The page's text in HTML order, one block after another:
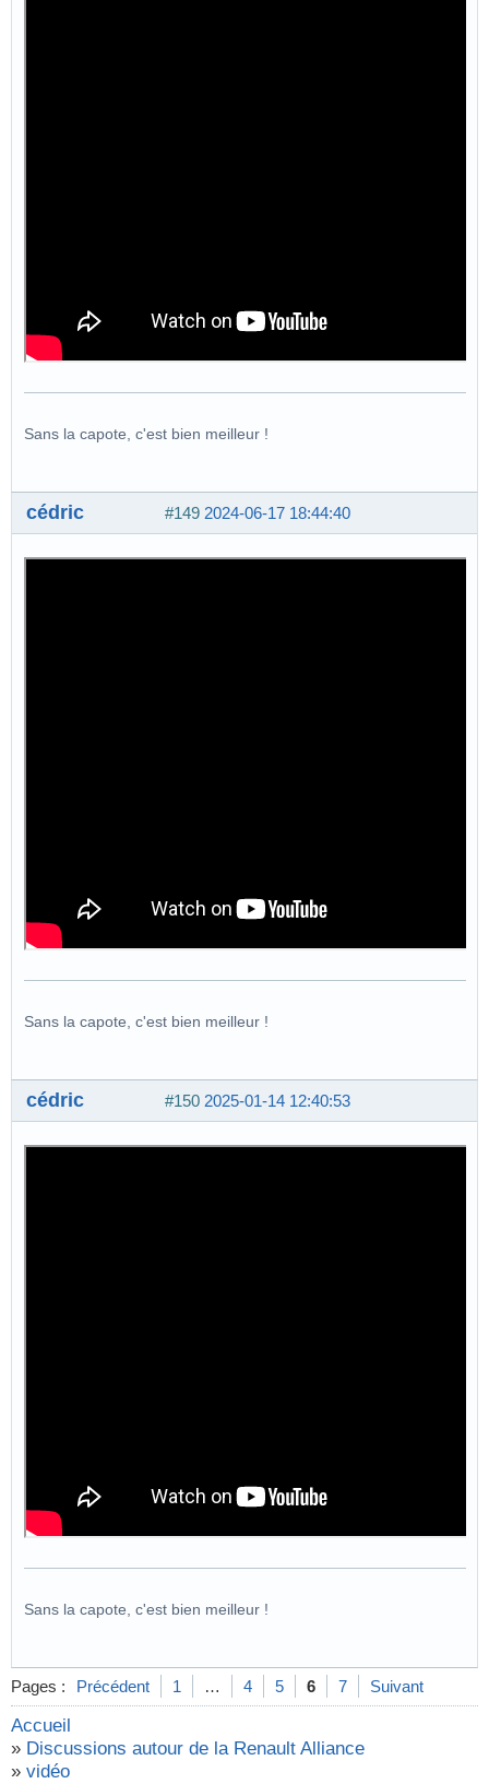
Sans la capote, c'est bien meilleur !
#149 2024-06-17 18:44:40
cédric
Sans la capote, c'est bien meilleur !
#150 2025-01-14 12:40:53
cédric
Sans la capote, c'est bien meilleur !
Pages : Précédent 1 … 4 5 6 7 Suivant
Accueil
» Discussions autour de la Renault Alliance
» vidéo